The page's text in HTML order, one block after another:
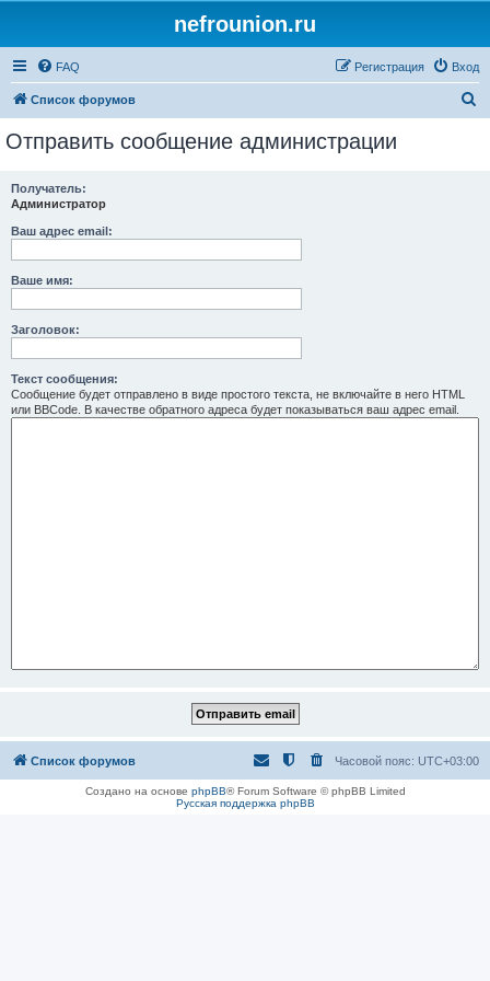
nefrounion.ru
FAQ Вход
Регистрация
Список форумов
Отправить сообщение администрации
Получатель:
Администратор
Ваш адрес email:
Ваше имя:
Заголовок:
Текст сообщения:
Сообщение будет отправлено в виде простого текста, не включайте в него HTML
или BBCode. В качестве обратного адреса будет показываться ваш адрес email.
Список форумов Часовой пояс: UTC+03:00
Создано на основе phpBB® Forum Software © phpBB Limited
Русская поддержка phpBB